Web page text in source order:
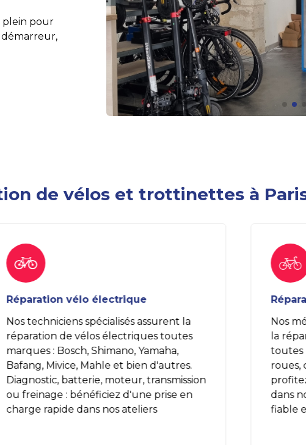
plein pour
de vélos et trottinettes à
Réparation vélo électrique
Nos techniciens spécialisés assurent la
réparation de vélos électriques toutes
marques : Bosch, Shimano, Yamaha,
Bafang, Mivice, Mahle et bien d'autres.
Diagnostic, batterie, moteur, transmission
ou freinage : bénéficiez d'une prise en
charge rapide dans nos ateliers
Nos
la
toutes
roues,
dans
fiable